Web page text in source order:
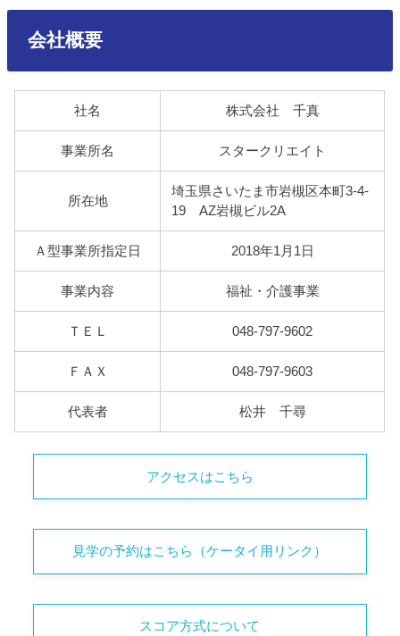
会社概要
社名 株式会社 千真
事業所名 スタークリエイト
所在地
埼玉県さいたま市岩槻区本町3-4-
19 AZ岩槻ビル2A
Ａ型事業所指定日 2018年1月1日
事業内容 福祉・介護事業
ＴＥＬ 048-797-9602
ＦＡＸ 048-797-9603
代表者 松井 千尋
アクセスはこちら
見学の予約はこちら（ケータイ用リンク）
スコア方式について